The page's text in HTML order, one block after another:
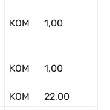
KOM 1,00
KOM 1,00
KOM
22,00